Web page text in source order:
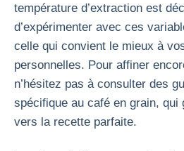
température d’extraction est
d’expérimenter avec ces
celle qui convient le mieux à
personnelles. Pour affiner
n’hésitez pas à consulter des
spécifique au café en grain, qui
vers la recette parfaite.